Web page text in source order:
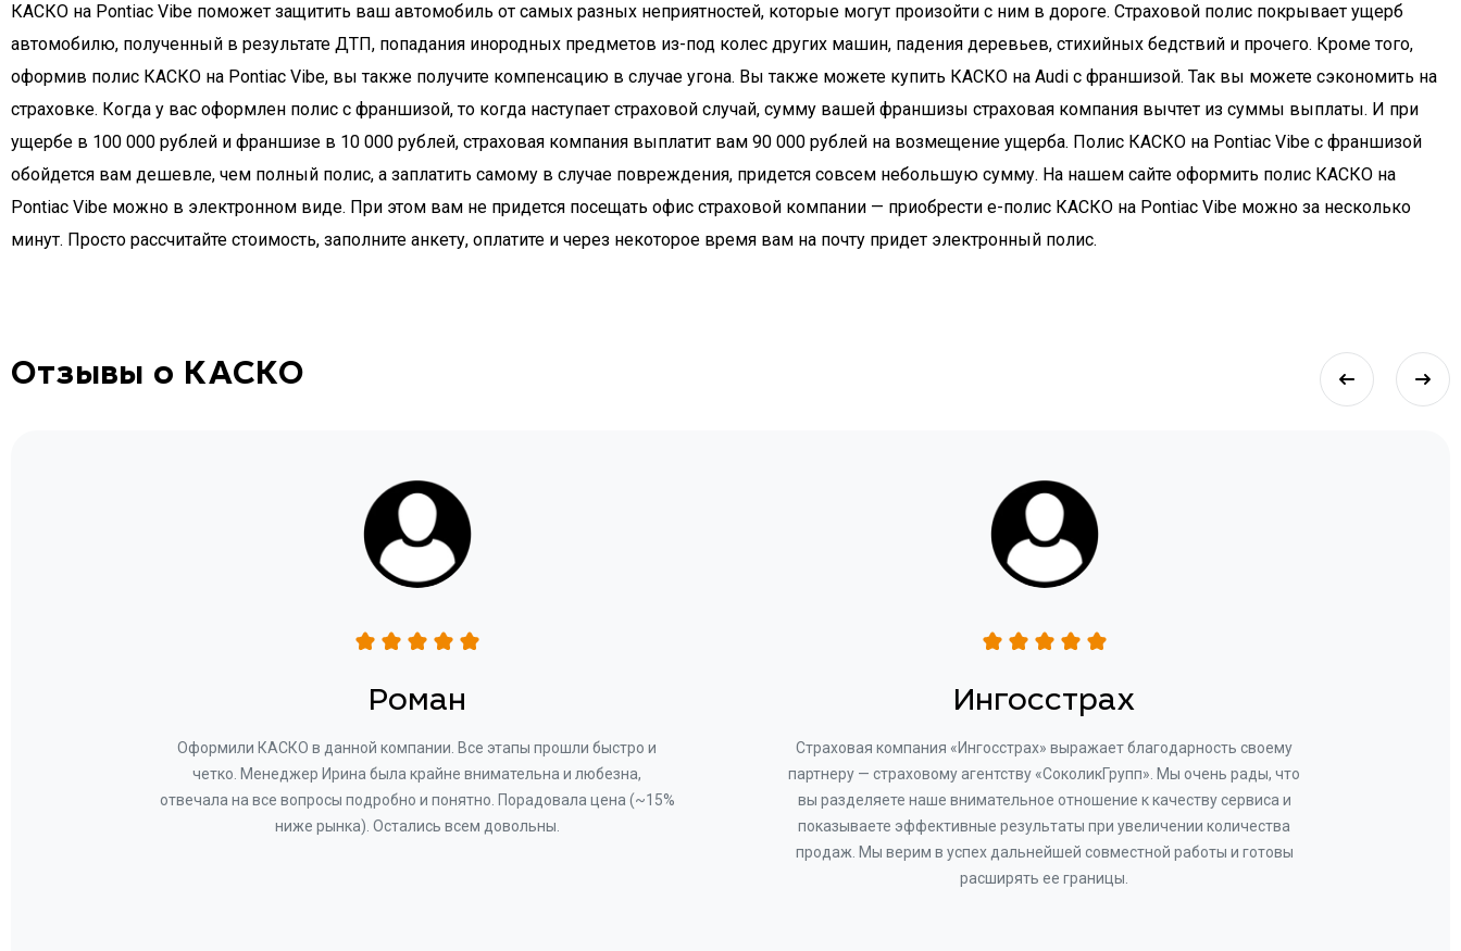
КАСКО на Pontiac Vibe поможет защитить ваш автомобиль от самых разных неприятностей, которые могут произойти с ним в дороге. Страховой полис покрывает ущерб
автомобилю, полученный в результате ДТП, попадания инородных предметов из-под колес других машин, падения деревьев, стихийных бедствий и прочего. Кроме того,
оформив полис КАСКО на Pontiac Vibe, вы также получите компенсацию в случае угона. Вы также можете купить КАСКО на Audi с франшизой. Так вы можете сэкономить на
страховке. Когда у вас оформлен полис с франшизой, то когда наступает страховой случай, сумму вашей франшизы страховая компания вычтет из суммы выплаты. И при
ущербе в 100 000 рублей и франшизе в 10 000 рублей, страховая компания выплатит вам 90 000 рублей на возмещение ущерба. Полис КАСКО на Pontiac Vibe с франшизой
обойдется вам дешевле, чем полный полис, а заплатить самому в случае повреждения, придется совсем небольшую сумму. На нашем сайте оформить полис КАСКО на
Pontiac Vibe можно в электронном виде. При этом вам не придется посещать офис страховой компании — приобрести e-полис КАСКО на Pontiac Vibe можно за несколько
минут. Просто рассчитайте стоимость, заполните анкету, оплатите и через некоторое время вам на почту придет электронный полис.
Отзывы о КАСКО
Роман
Оформили КАСКО в данной компании. Все этапы прошли быстро и
четко. Менеджер Ирина была крайне внимательна и любезна,
отвечала на все вопросы подробно и понятно. Порадовала цена (~15%
ниже рынка). Остались всем довольны.
Ингосстрах
Страховая компания «Ингосстрах» выражает благодарность своему
партнеру — страховому агентству «СоколикГрупп». Мы очень рады, что
вы разделяете наше внимательное отношение к качеству сервиса и
показываете эффективные результаты при увеличении количества
продаж. Мы верим в успех дальнейшей совместной работы и готовы
расширять ее границы.